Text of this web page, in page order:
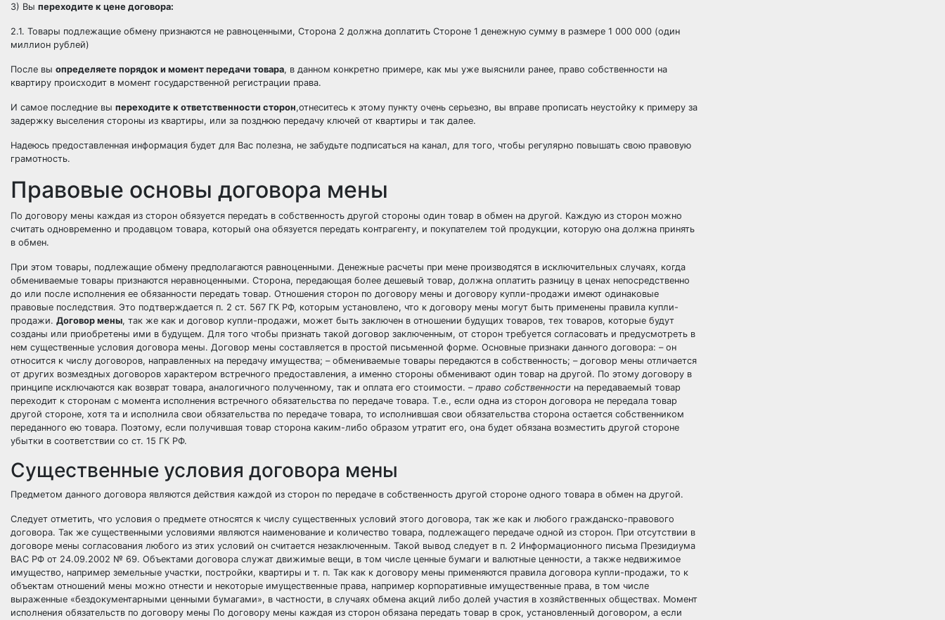
3) Вы переходите к цене договора:
2.1. Товары подлежащие обмену признаются не равноценными, Сторона 2 должна доплатить Стороне 1 денежную сумму в размере 1 000 000 (один
миллион рублей)
После вы определяете порядок и момент передачи товара, в данном конкретно примере, как мы уже выяснили ранее, право собственности на
квартиру происходит в момент государственной регистрации права.
И самое последние вы переходите к ответственности сторон,отнеситесь к этому пункту очень серьезно, вы вправе прописать неустойку к примеру за
задержку выселения стороны из квартиры, или за позднюю передачу ключей от квартиры и так далее.
Надеюсь предоставленная информация будет для Вас полезна, не забудьте подписаться на канал, для того, чтобы регулярно повышать свою правовую
грамотность.
Правовые основы договора мены
По договору мены каждая из сторон обязуется передать в собственность другой стороны один товар в обмен на другой. Каждую из сторон можно
считать одновременно и продавцом товара, который она обязуется передать контрагенту, и покупателем той продукции, которую она должна принять
в обмен.
При этом товары, подлежащие обмену предполагаются равноценными. Денежные расчеты при мене производятся в исключительных случаях, когда
обмениваемые товары признаются неравноценными. Сторона, передающая более дешевый товар, должна оплатить разницу в ценах непосредственно
до или после исполнения ее обязанности передать товар. Отношения сторон по договору мены и договору купли-продажи имеют одинаковые
правовые последствия. Это подтверждается п. 2 ст. 567 ГК РФ, которым установлено, что к договору мены могут быть применены правила купли-
продажи. Договор мены, так же как и договор купли-продажи, может быть заключен в отношении будущих товаров, тех товаров, которые будут
созданы или приобретены ими в будущем. Для того чтобы признать такой договор заключенным, от сторон требуется согласовать и предусмотреть в
нем существенные условия договора мены. Договор мены составляется в простой письменной форме. Основные признаки данного договора: – он
относится к числу договоров, направленных на передачу имущества; – обмениваемые товары передаются в собственность; – договор мены отличается
от других возмездных договоров характером встречного предоставления, а именно стороны обменивают один товар на другой. По этому договору в
принципе исключаются как возврат товара, аналогичного полученному, так и оплата его стоимости. – право собственности на передаваемый товар
переходит к сторонам с момента исполнения встречного обязательства по передаче товара. Т.е., если одна из сторон договора не передала товар
другой стороне, хотя та и исполнила свои обязательства по передаче товара, то исполнившая свои обязательства сторона остается собственником
переданного ею товара. Поэтому, если получившая товар сторона каким-либо образом утратит его, она будет обязана возместить другой стороне
убытки в соответствии со ст. 15 ГК РФ.
Существенные условия договора мены
Предметом данного договора являются действия каждой из сторон по передаче в собственность другой стороне одного товара в обмен на другой.
Следует отметить, что условия о предмете относятся к числу существенных условий этого договора, так же как и любого гражданско-правового
договора. Так же существенными условиями являются наименование и количество товара, подлежащего передаче одной из сторон. При отсутствии в
договоре мены согласования любого из этих условий он считается незаключенным. Такой вывод следует в п. 2 Информационного письма Президиума
ВАС РФ от 24.09.2002 № 69. Объектами договора служат движимые вещи, в том числе ценные бумаги и валютные ценности, а также недвижимое
имущество, например земельные участки, постройки, квартиры и т. п. Так как к договору мены применяются правила договора купли-продажи, то к
объектам отношений мены можно отнести и некоторые имущественные права, например корпоративные имущественные права, в том числе
выраженные «бездокументарными ценными бумагами», в частности, в случаях обмена акций либо долей участия в хозяйственных обществах. Момент
исполнения обязательств по договору мены По договору мены каждая из сторон обязана передать товар в срок, установленный договором, а если